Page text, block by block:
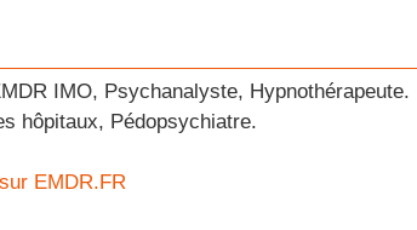
IMO, Psychanalyste, Hypnothérapeute.
hôpitaux, Pédopsychiatre.
EMDR.FR